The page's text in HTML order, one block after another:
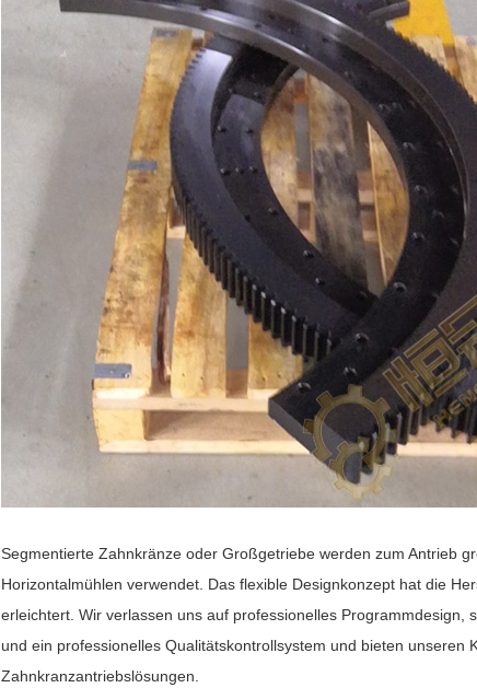
Segmentierte Zahnkränze oder Großgetriebe werden zum Antrieb
Horizontalmühlen verwendet. Das flexible Designkonzept hat die
erleichtert. Wir verlassen uns auf professionelles
und ein professionelles Qualitätskontrollsystem und bieten
Zahnkranzantriebslösungen.